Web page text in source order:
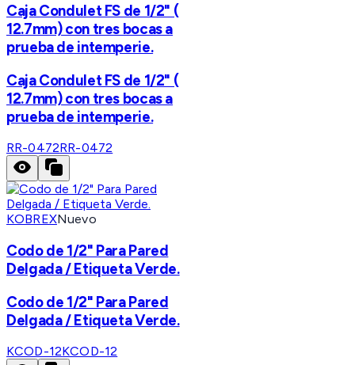
Caja Condulet FS de 1/2" (
12.7mm) con tres bocas a
prueba de intemperie.
Caja Condulet FS de 1/2" (
12.7mm) con tres bocas a
prueba de intemperie.
RR-0472RR-0472
KOBREXNuevo
Codo de 1/2" Para Pared
Delgada / Etiqueta Verde.
Codo de 1/2" Para Pared
Delgada / Etiqueta Verde.
KCOD-12KCOD-12